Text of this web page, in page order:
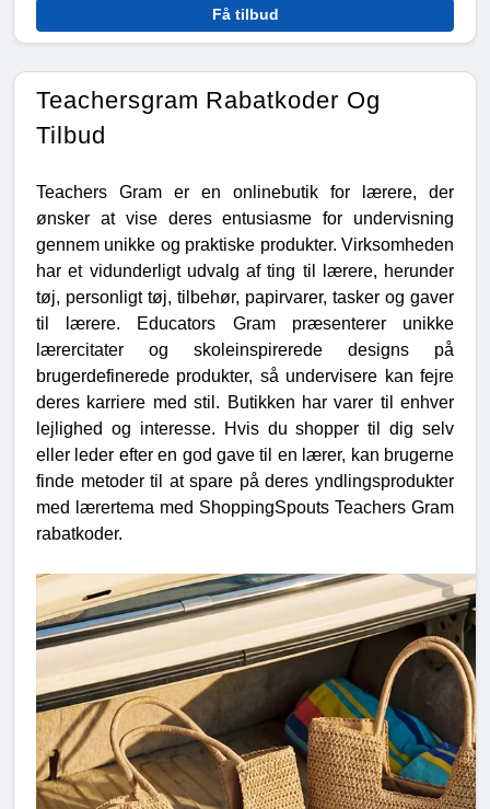
Få tilbud
Teachersgram Rabatkoder Og
Tilbud
Teachers Gram er en onlinebutik for lærere, der
ønsker at vise deres entusiasme for undervisning
gennem unikke og praktiske produkter. Virksomheden
har et vidunderligt udvalg af ting til lærere, herunder
tøj, personligt tøj, tilbehør, papirvarer, tasker og gaver
til lærere. Educators Gram præsenterer unikke
lærercitater og skoleinspirerede designs på
brugerdefinerede produkter, så undervisere kan fejre
deres karriere med stil. Butikken har varer til enhver
lejlighed og interesse. Hvis du shopper til dig selv
eller leder efter en god gave til en lærer, kan brugerne
finde metoder til at spare på deres yndlingsprodukter
med lærertema med ShoppingSpouts Teachers Gram
rabatkoder.